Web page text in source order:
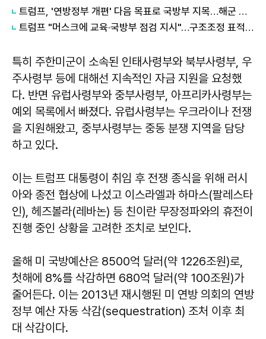
트럼프, '연방정부 개편' 다음 목표로 국방부 지목…해군 타깃 전망
트럼프 "머스크에 교육·국방부 점검 지시"…구조조정 표적되나
특히 주한미군이 소속된 인태사령부와 북부사령부, 우
주사령부 등에 대해선 지속적인 자금 지원을 요청했
다. 반면 유럽사령부와 중부사령부, 아프리카사령부는
예외 목록에서 빠졌다. 유럽사령부는 우크라이나 전쟁
을 지원해왔고, 중부사령부는 중동 분쟁 지역을 담당
하고 있다.
이는 트럼프 대통령이 취임 후 전쟁 종식을 위해 러시
아와 종전 협상에 나섰고 이스라엘과 하마스(팔레스타
인), 헤즈볼라(레바논) 등 친이란 무장정파와의 휴전이
진행 중인 상황을 고려한 조치로 보인다.
올해 미 국방예산은 8500억 달러(약 1226조원)로,
첫해에 8%를 삭감하면 680억 달러(약 100조원)가
줄어든다. 이는 2013년 재시행된 미 연방 의회의 연방
정부 예산 자동 삭감(sequestration) 조처 이후 최
대 삭감이다.